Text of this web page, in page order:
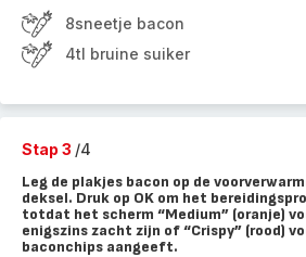
8sneetje bacon
4tl bruine suiker
Stap 3 /4
Leg de plakjes bacon op de
deksel. Druk op OK om het
totdat het scherm “Medium” (oranje)
enigszins zacht zijn of “Crispy” (rood)
baconchips aangeeft.